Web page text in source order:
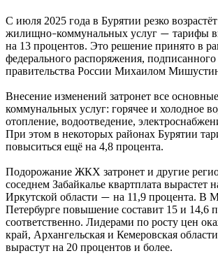
С июля 2025 года в Бурятии резко
жилищно–коммунальных услуг — тарифы
на 13 процентов. Это решение принято в
федерального распоряжения, подписанного
правительства России Михаилом
Внесение изменений затронет все
коммунальных услуг: горячее и холодное
отопление, водоотведение,
При этом в некоторых районах Бурятии
повыситься ещё на 4,8 процента.
Подорожание ЖКХ затронет и другие
соседнем Забайкалье квартплата вырастет
Иркутской области — на 11,9 процента. В
Петербурге повышение составит 15 и 14,6
соответственно. Лидерами по росту цен
край, Архангельская и Кемеровская
вырастут на 20 процентов и более.